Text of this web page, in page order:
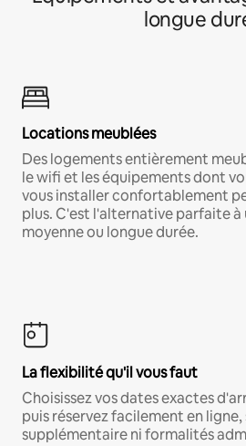
longue
Locations meublées
Des logements entièrement
le wifi et les équipements dont
vous installer confortablement
plus. C'est l'alternative parfaite
moyenne ou longue durée.
La flexibilité qu'il vous faut
Choisissez vos dates exactes
puis réservez facilement en
supplémentaire ni formalités